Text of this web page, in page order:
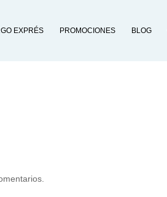
EXPRÉS PROMOCIONES BLOG